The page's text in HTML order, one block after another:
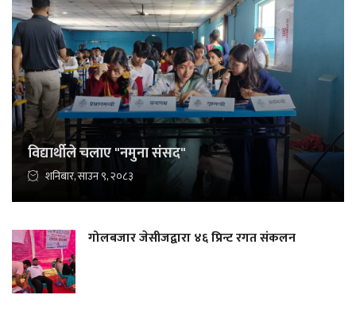
विद्यार्थीले चलाए "नमुना संसद"
शनिबार, साउन ९, २०८३
गोलबजार जेसीजद्वारा ४६ प्रिन्ट रगत संकलन